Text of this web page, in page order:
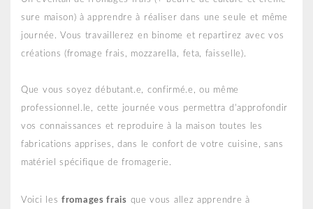
sure maison) à apprendre à réaliser dans une seule et même
journée. Vous travaillerez en binome et repartirez avec vos
créations (fromage frais, mozzarella, feta, faisselle).
Que vous soyez débutant.e, confirmé.e, ou même
professionnel.le, cette journée vous permettra d'approfondir
vos connaissances et reproduire à la maison toutes les
fabrications apprises, dans le confort de votre cuisine, sans
matériel spécifique de fromagerie.
Voici les fromages frais que vous allez apprendre à